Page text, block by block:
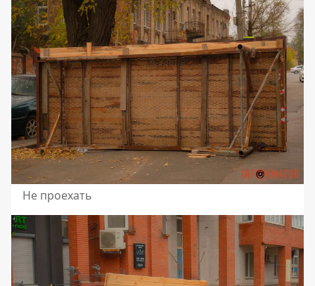
Не проехать